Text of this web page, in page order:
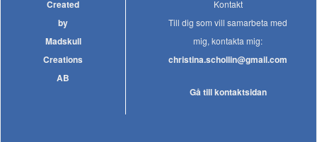
Created
by
Madskull
Creations
AB
Kontakt
Till dig som vill samarbeta med
mig, kontakta mig:
christina.schollin@gmail.com
Gå till kontaktsidan